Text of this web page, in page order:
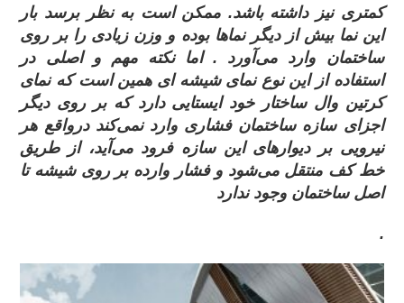
کمتری نیز داشته باشد. ممکن است به نظر برسد بار
این نما بیش از دیگر نماها بوده و وزن زیادی را بر روی
ساختمان وارد می‌آورد . اما نکته مهم و اصلی در
استفاده از این نوع نمای شیشه‌ ای همین است که نمای
کرتین وال ساختار خود ایستایی دارد که بر روی دیگر
اجزای سازه ساختمان فشاری وارد نمی‌کند درواقع هر
نیرویی بر دیوارهای این سازه فرود می‌آید، از طریق
خط کف منتقل می‌شود و فشار وارده بر روی شیشه تا
اصل ساختمان وجود ندارد
.